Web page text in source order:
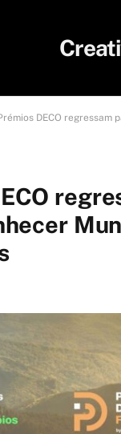
DECO regressam para